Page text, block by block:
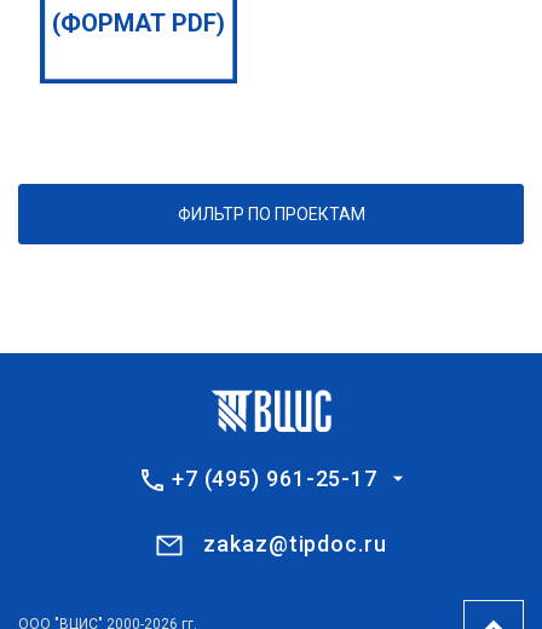
(ФОРМАТ PDF)
ФИЛЬТР ПО ПРОЕКТАМ
+7 (495) 961-25-17
zakaz@tipdoc.ru
ООО "ВЦИС" 2000-2026 гг.